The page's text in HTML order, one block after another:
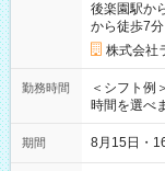
後楽園駅か
から徒歩7分
株式会社
勤務時間
＜シフト例＞
時間を選べ
期間 8月15日・